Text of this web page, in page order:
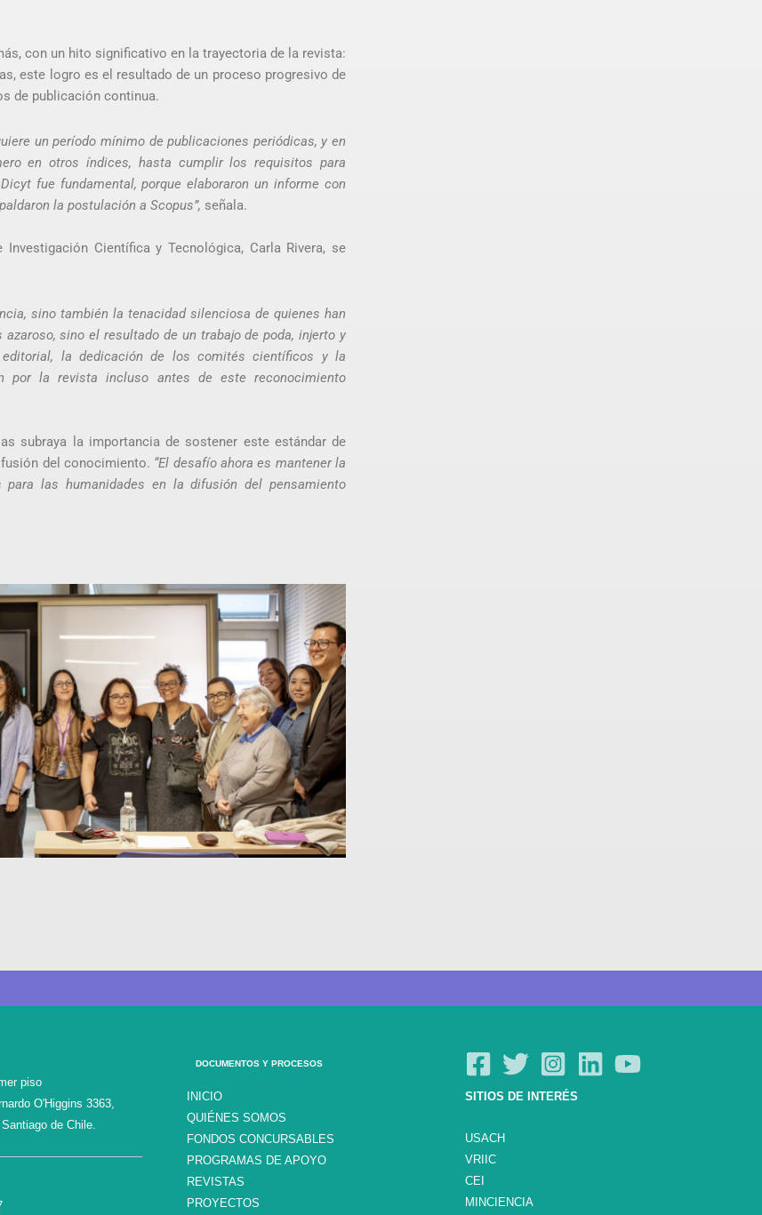
con un hito significativo en la trayectoria de la revista:
este logro es el resultado de un proceso progresivo de
de publicación continua.
un período mínimo de publicaciones periódicas, y en
en otros índices, hasta cumplir los requisitos para
fue fundamental, porque elaboraron un informe con
la postulación a Scopus”, señala.
Científica y Tecnológica, Carla Rivera, se
sino también la tenacidad silenciosa de quienes han
sino el resultado de un trabajo de poda, injerto y
la dedicación de los comités científicos y la
por la revista incluso antes de este reconocimiento
subraya la importancia de sostener este estándar de
del conocimiento. “El desafío ahora es mantener la
las humanidades en la difusión del pensamiento
piso
O'Higgins 3363,
de Chile.
DOCUMENTOS Y PROCESOS
INICIO
QUIÉNES SOMOS
FONDOS CONCURSABLES
PROGRAMAS DE APOYO
REVISTAS
PROYECTOS
SITIOS DE INTERÉS
USACH
VRIIC
CEI
MINCIENCIA